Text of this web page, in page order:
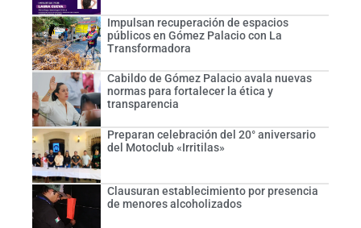
Impulsan recuperación de espacios
públicos en Gómez Palacio con La
Transformadora
Cabildo de Gómez Palacio avala nuevas
normas para fortalecer la ética y
transparencia
Preparan celebración del 20° aniversario
del Motoclub «Irritilas»
Clausuran establecimiento por presencia
de menores alcoholizados